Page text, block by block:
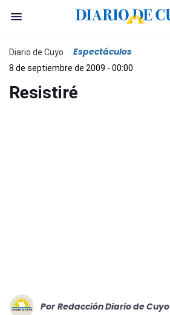
Diario de Cuyo Espectáculos
8 de septiembre de 2009 - 00:00
Resistiré
Por Redacción Diario de Cuyo